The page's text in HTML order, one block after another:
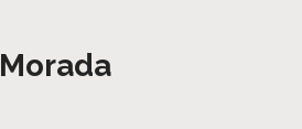
Morada